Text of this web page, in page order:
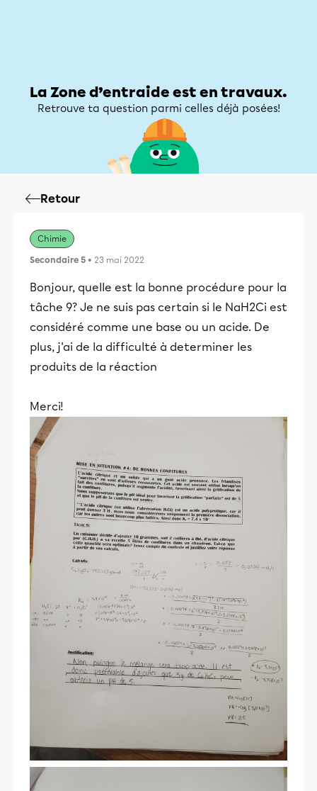
La Zone d’entraide est en travaux.
Retrouve ta question parmi celles déjà posées!
Retour
Chimie
Secondaire 5 • 23 mai 2022
Bonjour, quelle est la bonne procédure pour la
tâche 9? Je ne suis pas certain si le NaH2Ci est
considéré comme une base ou un acide. De
plus, j'ai de la difficulté à determiner les
produits de la réaction
Merci!